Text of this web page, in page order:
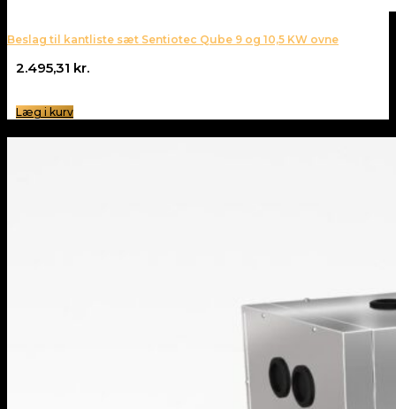
Beslag til kantliste sæt Sentiotec Qube 9 og 10,5 KW ovne
2.495,31 kr.
Læg i kurv